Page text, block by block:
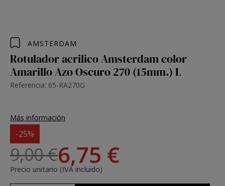
AMSTERDAM
Rotulador acrilico Amsterdam color
Amarillo Azo Oscuro 270 (15mm.) L
Referencia: 65-RA270G
Más información
-25%
9,00 €6,75 €
Precio unitario (IVA incluido)